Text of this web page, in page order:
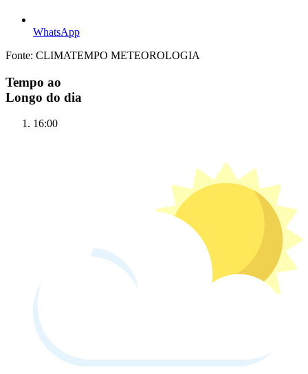
WhatsApp
Fonte: CLIMATEMPO METEOROLOGIA
Tempo ao
Longo do dia
16:00